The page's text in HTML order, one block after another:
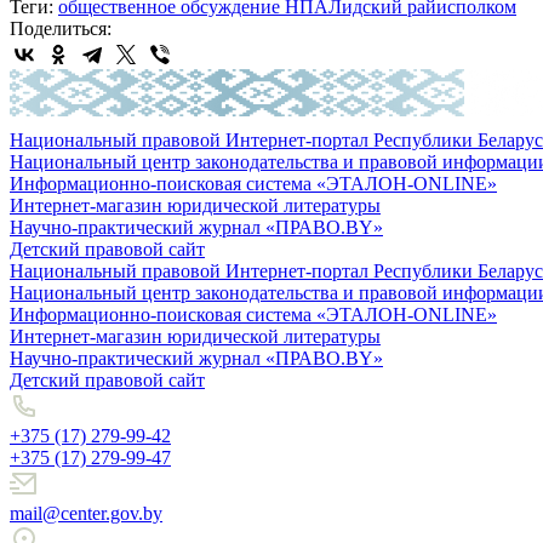
Теги: общественное обсуждение НПАЛидский райисполком
Поделиться:
Национальный правовой Интернет-портал Республики
Национальный центр законодательства и правовой
Информационно-поисковая система «ЭТАЛОН-ONLINE»
Интернет-магазин юридической литературы
Научно-практический журнал «ПРАВО.BY»
Детский правовой сайт
Национальный правовой Интернет-портал Республики
Национальный центр законодательства и правовой
Информационно-поисковая система «ЭТАЛОН-ONLINE»
Интернет-магазин юридической литературы
Научно-практический журнал «ПРАВО.BY»
Детский правовой сайт
+375 (17) 279-99-42
+375 (17) 279-99-47
mail@center.gov.by